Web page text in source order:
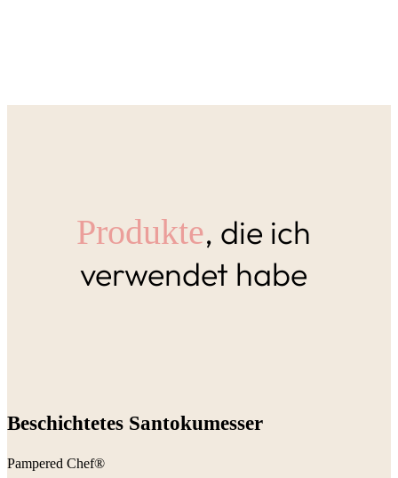
Produkte, die ich
verwendet habe
Beschichtetes Santokumesser
Pampered Chef®